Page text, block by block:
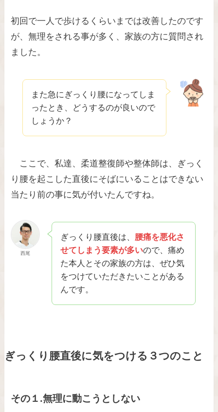
初回で一人で歩けるくらいまでは改善したのです
が、無理をされる事が多く、家族の方に質問され
ました。
また急にぎっくり腰になってしま
ったとき、どうするのが良いので
しょうか？
ここで、私達、柔道整復師や整体師は、ぎっく
り腰を起こした直後にそばにいることはできない
当たり前の事に気が付いたんですね。
西尾
ぎっくり腰直後は、 腰痛を悪化さ
せてしまう要素が多いので、痛め
た本人とその家族の方は、ぜひ気
をつけていただきたいことがある
んです。
ぎっくり腰直後に気をつける３つのこと
その１.無理に動こうとしない